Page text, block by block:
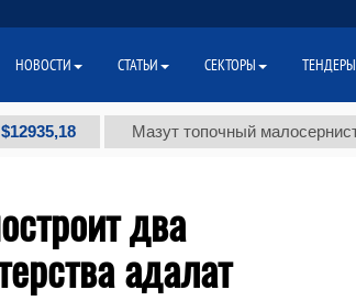
Мазут топочный малосернистый (т.)
два
адалат
НОВОСТИ СТАТЬИ СЕКТОРЫ ТЕНДЕРЫ